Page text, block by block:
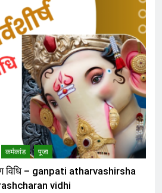
कर्मकांड पूजा
विधि – ganpati atharvashirsha
vidhi